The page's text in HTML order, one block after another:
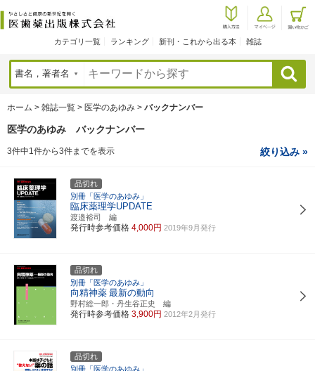
カテゴリ一覧 ランキング 新刊・これから出る本 雑誌
検索
ホーム > 雑誌一覧 > 医学のあゆみ > バックナンバー
医学のあゆみ バックナンバー
3件中1件から3件までを表示 絞り込み »
品切れ
別冊「医学のあゆみ」
臨床薬理学UPDATE
渡邉裕司 編
発行時参考価格 4,000円 2019年9月発行
品切れ
別冊「医学のあゆみ」
向精神薬 最新の動向
野村総一郎・丹生谷正史 編
発行時参考価格 3,900円 2012年2月発行
品切れ
別冊「医学のあゆみ」